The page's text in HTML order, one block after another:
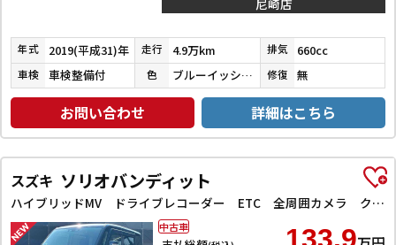
尼崎店
年式 2019(平成31)年 走行 4.9万km 排気 660cc
車検 車検整備付 色 ブルーイッシュブラックパール３ 修復 無
お問い合わせ 詳細はこちら
スズキ ソリオバンディット
ハイブリッドMV ドライブレコーダー ETC 全周囲カメラ クリアランスソナー オートクルーズコントロール レーンアシスト 衝突被害軽減システム 両側スライド・片側電動 LEDヘッドランプ スマートキー
133.9
中古車